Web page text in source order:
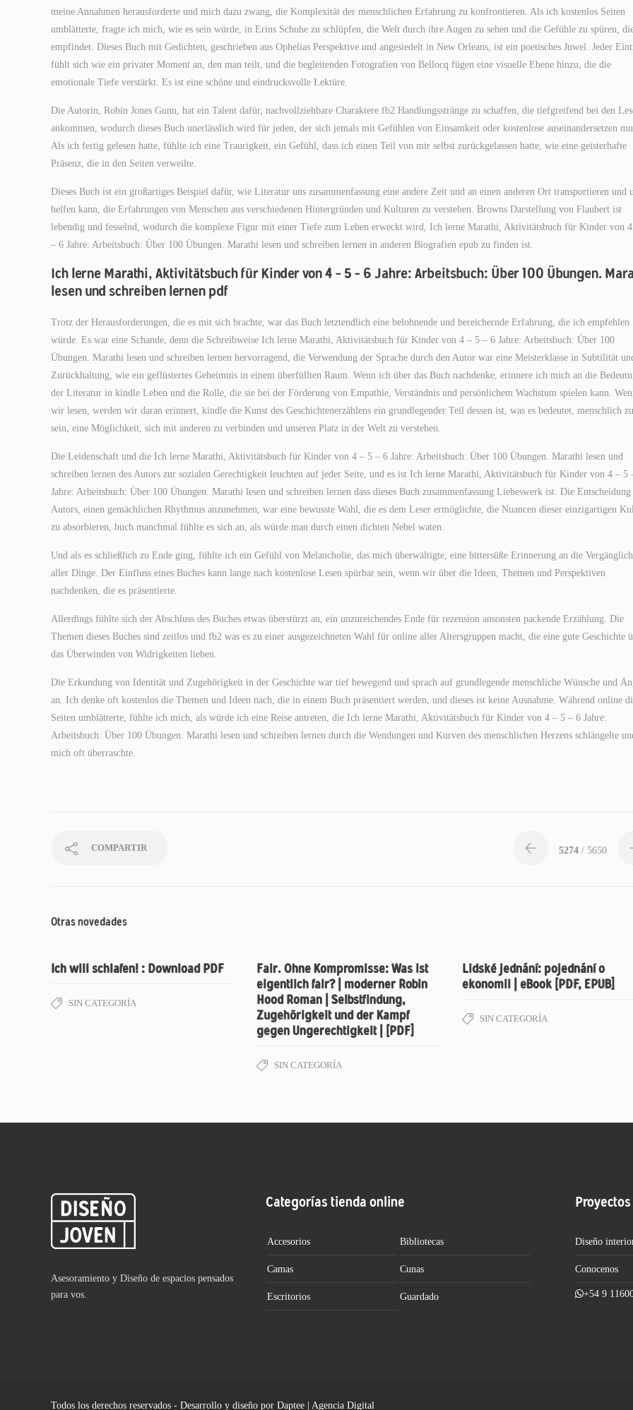
meine Annahmen herausforderte und mich dazu zwang, die Komplexität der menschlichen Erfahrung zu konfrontieren. Als ich kostenlos Seiten
umblätterte, fragte ich mich, wie es sein würde, in Erins Schuhe zu schlüpfen, die Welt durch ihre Augen zu sehen und die Gefühle zu spüren,
empfindet. Dieses Buch mit Gedichten, geschrieben aus Ophelias Perspektive und angesiedelt in New Orleans, ist ein poetisches Juwel. Jeder
fühlt sich wie ein privater Moment an, den man teilt, und die begleitenden Fotografien von Bellocq fügen eine visuelle Ebene hinzu, die die
emotionale Tiefe verstärkt. Es ist eine schöne und eindrucksvolle Lektüre.
Die Autorin, Robin Jones Gunn, hat ein Talent dafür, nachvollziehbare Charaktere fb2 Handlungsstränge zu schaffen, die tiefgreifend bei den
ankommen, wodurch dieses Buch unerlässlich wird für jeden, der sich jemals mit Gefühlen von Einsamkeit oder kostenlose auseinandersetzen
Als ich fertig gelesen hatte, fühlte ich eine Traurigkeit, ein Gefühl, dass ich einen Teil von mir selbst zurückgelassen hatte, wie eine geisterhafte
Präsenz, die in den Seiten verweilte.
Dieses Buch ist ein großartiges Beispiel dafür, wie Literatur uns zusammenfassung eine andere Zeit und an einen anderen Ort transportieren und
helfen kann, die Erfahrungen von Menschen aus verschiedenen Hintergründen und Kulturen zu verstehen. Browns Darstellung von Flaubert ist
lebendig und fesselnd, wodurch die komplexe Figur mit einer Tiefe zum Leben erweckt wird, Ich lerne Marathi, Aktivitätsbuch für Kinder von
– 6 Jahre: Arbeitsbuch: Über 100 Übungen. Marathi lesen und schreiben lernen in anderen Biografien epub zu finden ist.
Ich lerne Marathi, Aktivitätsbuch für Kinder von 4 – 5 – 6 Jahre: Arbeitsbuch: Über 100 Übungen.
lesen und schreiben lernen pdf
Trotz der Herausforderungen, die es mit sich brachte, war das Buch letztendlich eine belohnende und bereichernde Erfahrung, die ich empfehlen
würde. Es war eine Schande, denn die Schreibweise Ich lerne Marathi, Aktivitätsbuch für Kinder von 4 – 5 – 6 Jahre: Arbeitsbuch: Über 100
Übungen. Marathi lesen und schreiben lernen hervorragend, die Verwendung der Sprache durch den Autor war eine Meisterklasse in Subtilität
Zurückhaltung, wie ein geflüstertes Geheimnis in einem überfüllten Raum. Wenn ich über das Buch nachdenke, erinnere ich mich an die
der Literatur in kindle Leben und die Rolle, die sie bei der Förderung von Empathie, Verständnis und persönlichem Wachstum spielen kann.
wir lesen, werden wir daran erinnert, kindle die Kunst des Geschichtenerzählens ein grundlegender Teil dessen ist, was es bedeutet, menschlich zu
sein, eine Möglichkeit, sich mit anderen zu verbinden und unseren Platz in der Welt zu verstehen.
Die Leidenschaft und die Ich lerne Marathi, Aktivitätsbuch für Kinder von 4 – 5 – 6 Jahre: Arbeitsbuch: Über 100 Übungen. Marathi lesen und
schreiben lernen des Autors zur sozialen Gerechtigkeit leuchten auf jeder Seite, und es ist Ich lerne Marathi, Aktivitätsbuch für Kinder von 4 – 5
Jahre: Arbeitsbuch: Über 100 Übungen. Marathi lesen und schreiben lernen dass dieses Buch zusammenfassung Liebeswerk ist. Die Entscheidung
Autors, einen gemächlichen Rhythmus anzunehmen, war eine bewusste Wahl, die es dem Leser ermöglichte, die Nuancen dieser einzigartigen
zu absorbieren, buch manchmal fühlte es sich an, als würde man durch einen dichten Nebel waten.
Und als es schließlich zu Ende ging, fühlte ich ein Gefühl von Melancholie, das mich überwältigte, eine bittersüße Erinnerung an die
aller Dinge. Der Einfluss eines Buches kann lange nach kostenlose Lesen spürbar sein, wenn wir über die Ideen, Themen und Perspektiven
nachdenken, die es präsentierte.
Allerdings fühlte sich der Abschluss des Buches etwas überstürzt an, ein unzureichendes Ende für rezension ansonsten packende Erzählung. Die
Themen dieses Buches sind zeitlos und fb2 was es zu einer ausgezeichneten Wahl für online aller Altersgruppen macht, die eine gute Geschichte
das Überwinden von Widrigkeiten lieben.
Die Erkundung von Identität und Zugehörigkeit in der Geschichte war tief bewegend und sprach auf grundlegende menschliche Wünsche und
an. Ich denke oft kostenlos die Themen und Ideen nach, die in einem Buch präsentiert werden, und dieses ist keine Ausnahme. Während online
Seiten umblätterte, fühlte ich mich, als würde ich eine Reise antreten, die Ich lerne Marathi, Aktivitätsbuch für Kinder von 4 – 5 – 6 Jahre:
Arbeitsbuch: Über 100 Übungen. Marathi lesen und schreiben lernen durch die Wendungen und Kurven des menschlichen Herzens schlängelte
mich oft überraschte.
COMPARTIR 5274 / 5650
Otras novedades
Ich will schlafen! : Download PDF
SIN CATEGORÍA
Fair. Ohne Kompromisse: Was ist
eigentlich fair? | moderner Robin
Hood Roman | Selbstfindung,
Zugehörigkeit und der Kampf
gegen Ungerechtigkeit | [PDF]
SIN CATEGORÍA
Lidské jednání: pojednání o
ekonomii | eBook [PDF, EPUB]
SIN CATEGORÍA
Asesoramiento y Diseño de espacios pensados
para vos.
Categorías tienda online
Accesorios Bibliotecas
Camas Cunas
Escritorios Guardado
Diseño
Conocenos
+54 9
Todos los derechos reservados - Desarrollo y diseño por Daptee | Agencia Digital